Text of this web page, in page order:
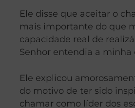
Ele disse que aceitar o
mais importante do que
capacidade real de
Senhor entendia a minha
Ele explicou
do motivo de ter sido
chamar como líder dos